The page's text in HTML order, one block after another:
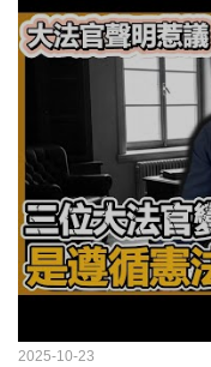
2025-10-23